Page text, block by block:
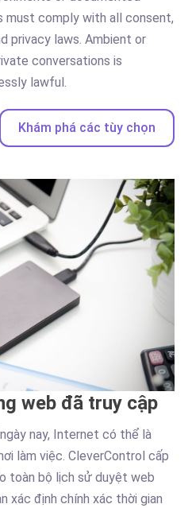
must comply with all consent,
privacy laws. Ambient or
conversations is
lawful.
Khám phá các tùy chọn
web đã truy cập
nay, Internet có thể là
làm việc. CleverControl cấp
toàn bộ lịch sử duyệt web
xác định chính xác thời gian